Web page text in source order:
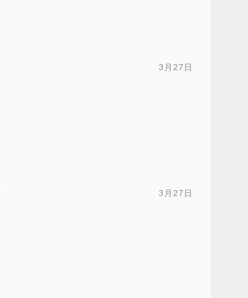
3月27日
3月27日